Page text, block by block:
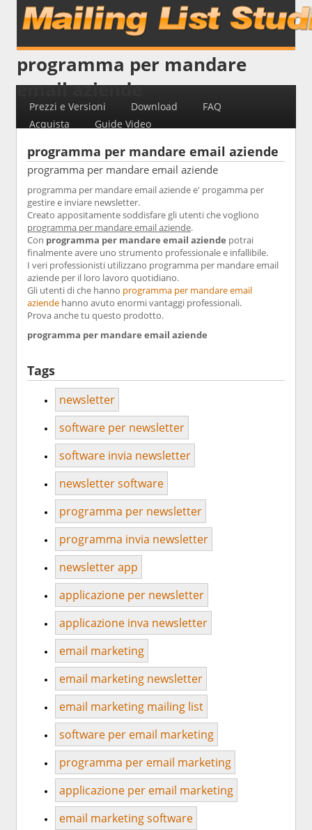
programma per mandare
email aziende
Prezzi e Versioni Download
FAQ
Acquista
Guide Video
programma per mandare email aziende
programma per mandare email aziende
programma per mandare email aziende e' progamma per
gestire e inviare newsletter.
Creato appositamente soddisfare gli utenti che vogliono
programma per mandare email aziende.
Con programma per mandare email aziende potrai
finalmente avere uno strumento professionale e infallibile.
I veri professionisti utilizzano programma per mandare email
aziende per il loro lavoro quotidiano.
Gli utenti di che hanno programma per mandare email
aziende hanno avuto enormi vantaggi professionali.
Prova anche tu questo prodotto.
programma per mandare email aziende
Tags
newsletter
software per newsletter
software invia newsletter
newsletter software
programma per newsletter
programma invia newsletter
newsletter app
applicazione per newsletter
applicazione inva newsletter
email marketing
email marketing newsletter
email marketing mailing list
software per email marketing
programma per email marketing
applicazione per email marketing
email marketing software